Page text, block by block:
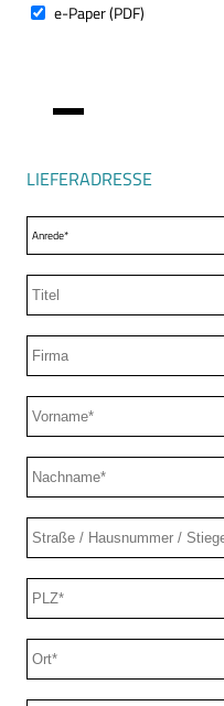
e-Paper (PDF)
LIEFERADRESSE
Anrede*